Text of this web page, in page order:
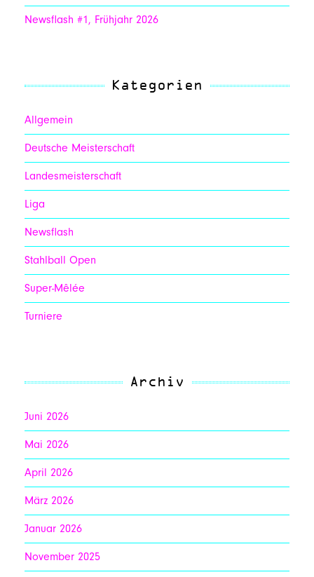
Newsflash #1, Frühjahr 2026
Kategorien
Allgemein
Deutsche Meisterschaft
Landesmeisterschaft
Liga
Newsflash
Stahlball Open
Super-Mêlée
Turniere
Archiv
Juni 2026
Mai 2026
April 2026
März 2026
Januar 2026
November 2025